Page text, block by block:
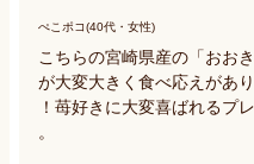
ぺこポコ(40代・女性)
こちらの宮崎県産の「おお
が大変大きく食べ応えがあ
！苺好きに大変喜ばれるプ
。